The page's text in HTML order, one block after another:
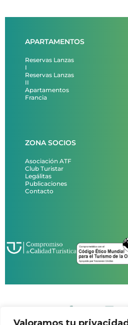
APARTAMENTOS
Reservas Lanzas
I
Reservas Lanzas
II
Apartamentos
Francia
ZONA SOCIOS
Asociación ATF
Club Turistar
Legálitas
Publicaciones
Contacto